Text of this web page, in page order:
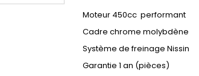
Moteur 450cc performant
Cadre chrome molybdène
Système de freinage Nissin
Garantie 1 an (pièces)